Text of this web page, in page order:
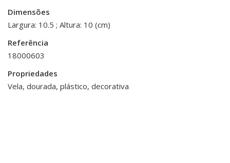
Dimensões
Largura: 10.5 ; Altura: 10 (cm)
Referência
18000603
Propriedades
Vela, dourada, plástico, decorativa
Dimensões